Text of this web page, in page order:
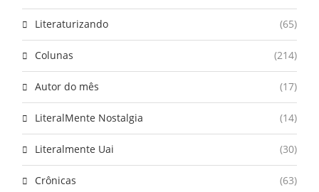
Literaturizando (65)
Colunas (214)
Autor do mês (17)
LiteralMente Nostalgia (14)
Literalmente Uai (30)
Crônicas (63)